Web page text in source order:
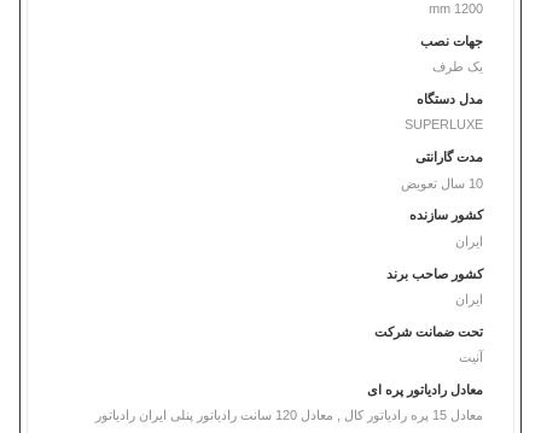
1200 mm
جهات نصب
یک طرف
مدل دستگاه
SUPERLUXE
مدت گارانتی
10 سال تعویض
کشور سازنده
ایران
کشور صاحب برند
ایران
تحت ضمانت شرکت
آنیت
معادل رادیاتور پره ای
معادل 15 پره رادیاتور کال , معادل 120 سانت رادیاتور پنلی ایران رادیاتور